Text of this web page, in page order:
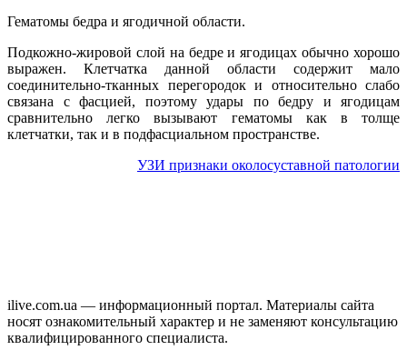
Гематомы бедра и ягодичной области.
Подкожно-жировой слой на бедре и ягодицах обычно хорошо
выражен. Клетчатка данной области содержит мало
соединительно-тканных перегородок и относительно слабо
связана с фасцией, поэтому удары по бедру и ягодицам
сравнительно легко вызывают гематомы как в толще
клетчатки, так и в подфасциальном пространстве.
УЗИ признаки околосуставной патологии
ilive.com.ua — информационный портал. Материалы сайта
носят ознакомительный характер и не заменяют консультацию
квалифицированного специалиста.